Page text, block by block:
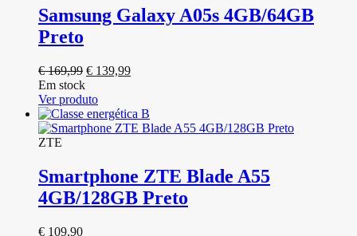
Samsung Galaxy A05s 4GB/64GB
Preto
€169,99 O
original
era:
€ 169,99.
€ 139,99O
é:
€ 139,99.
Em stock
Ver produto
ZTE
Smartphone ZTE Blade A55
4GB/128GB Preto
€ 109,90